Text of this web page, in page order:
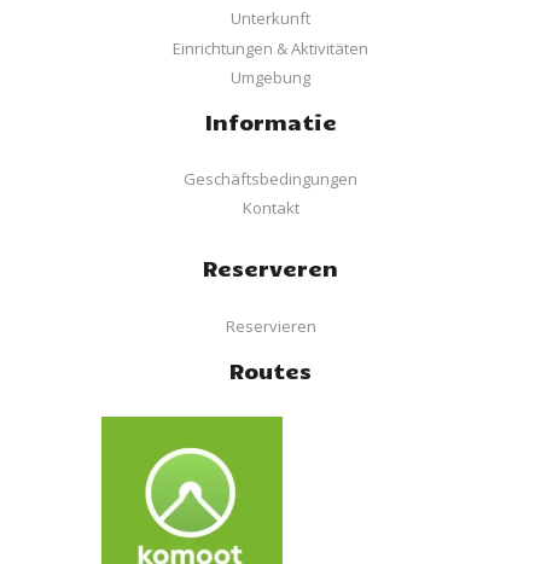
Unterkunft
Einrichtungen & Aktivitäten
Umgebung
Informatie
Geschäftsbedingungen
Kontakt
Reserveren
Reservieren
Routes